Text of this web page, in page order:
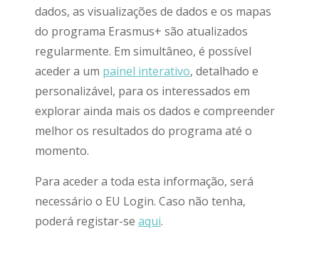
dados, as visualizações de dados e os mapas
do programa Erasmus+ são atualizados
regularmente. Em simultâneo, é possível
aceder a um painel interativo, detalhado e
personalizável, para os interessados ​​em
explorar ainda mais os dados e compreender
melhor os resultados do programa até o
momento.
Para aceder a toda esta informação, será
necessário o EU Login. Caso não tenha,
poderá registar-se aqui.